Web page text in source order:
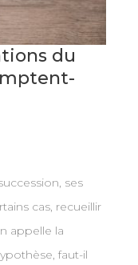
du
ses
cas, recueillir
appelle la
faut-il